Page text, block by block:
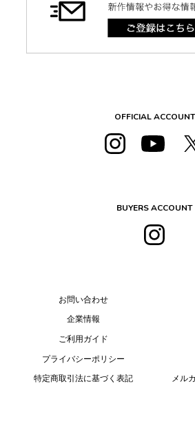
OFFICIAL ACCOUNT
BUYERS ACCOUNT
お問い合わせ
企業情報
ご利用ガイド
プライバシーポリシー
特定商取引法に基づく表記 メル